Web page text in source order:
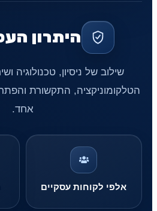
היתרון
שילוב של ניסיון, טכנולוגיה
הטלקומוניקציה, התקשורת
אחד.
אלפי לקוחות עסקיים